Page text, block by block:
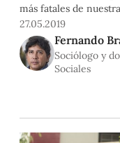
más fatales de
de 1970, el
muchas
contra sus
27.05.2019
Fernando
Sociólogo y
Sociales